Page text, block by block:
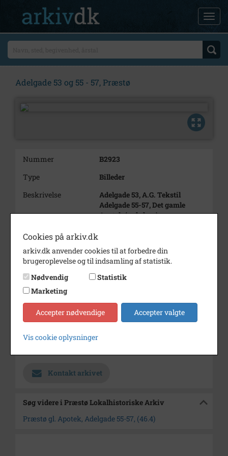
Adelgade 53 og 55 - 57, Præstø
Nummer
B2923
Type
Billeder
Beskrivelse
Adelgade 53, A.G. Tekstil
Adelgade 55-57, Det gamle
Apotek (gule hus)
Årstal
Dateringsnote
2000
Fotograf
Leif Palner.
Størrelse
Materiale
farve positiv
Se på kort
Kontakt arkivet
Søg videre i Præstø Lokalhistoriske Arkiv
Præstø gl. Apotek, Adelgade 55-57, (46.4)
Cookies på arkiv.dk
arkiv.dk anvender cookies til at forbedre din
brugeroplevelse og til indsamling af statistik.
Nødvendig
Statistik
Marketing
Accepter nødvendige Accepter valgte
Vis cookie oplysninger